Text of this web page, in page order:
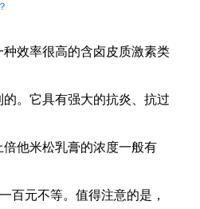
效率很高的含卤皮质激素类
。它具有强大的抗炎、抗过
他米松乳膏的浓度一般有
百元不等。值得注意的是，